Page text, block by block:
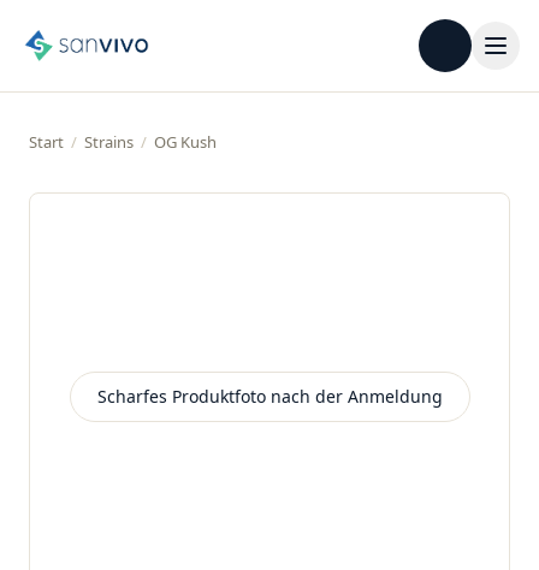
Start / Strains / OG Kush
Scharfes Produktfoto nach der Anmeldung